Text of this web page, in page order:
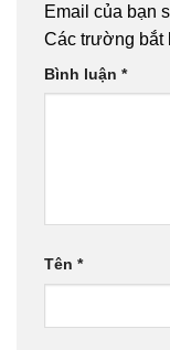
Email của bạn
Các trường bắt
Bình luận *
Tên *